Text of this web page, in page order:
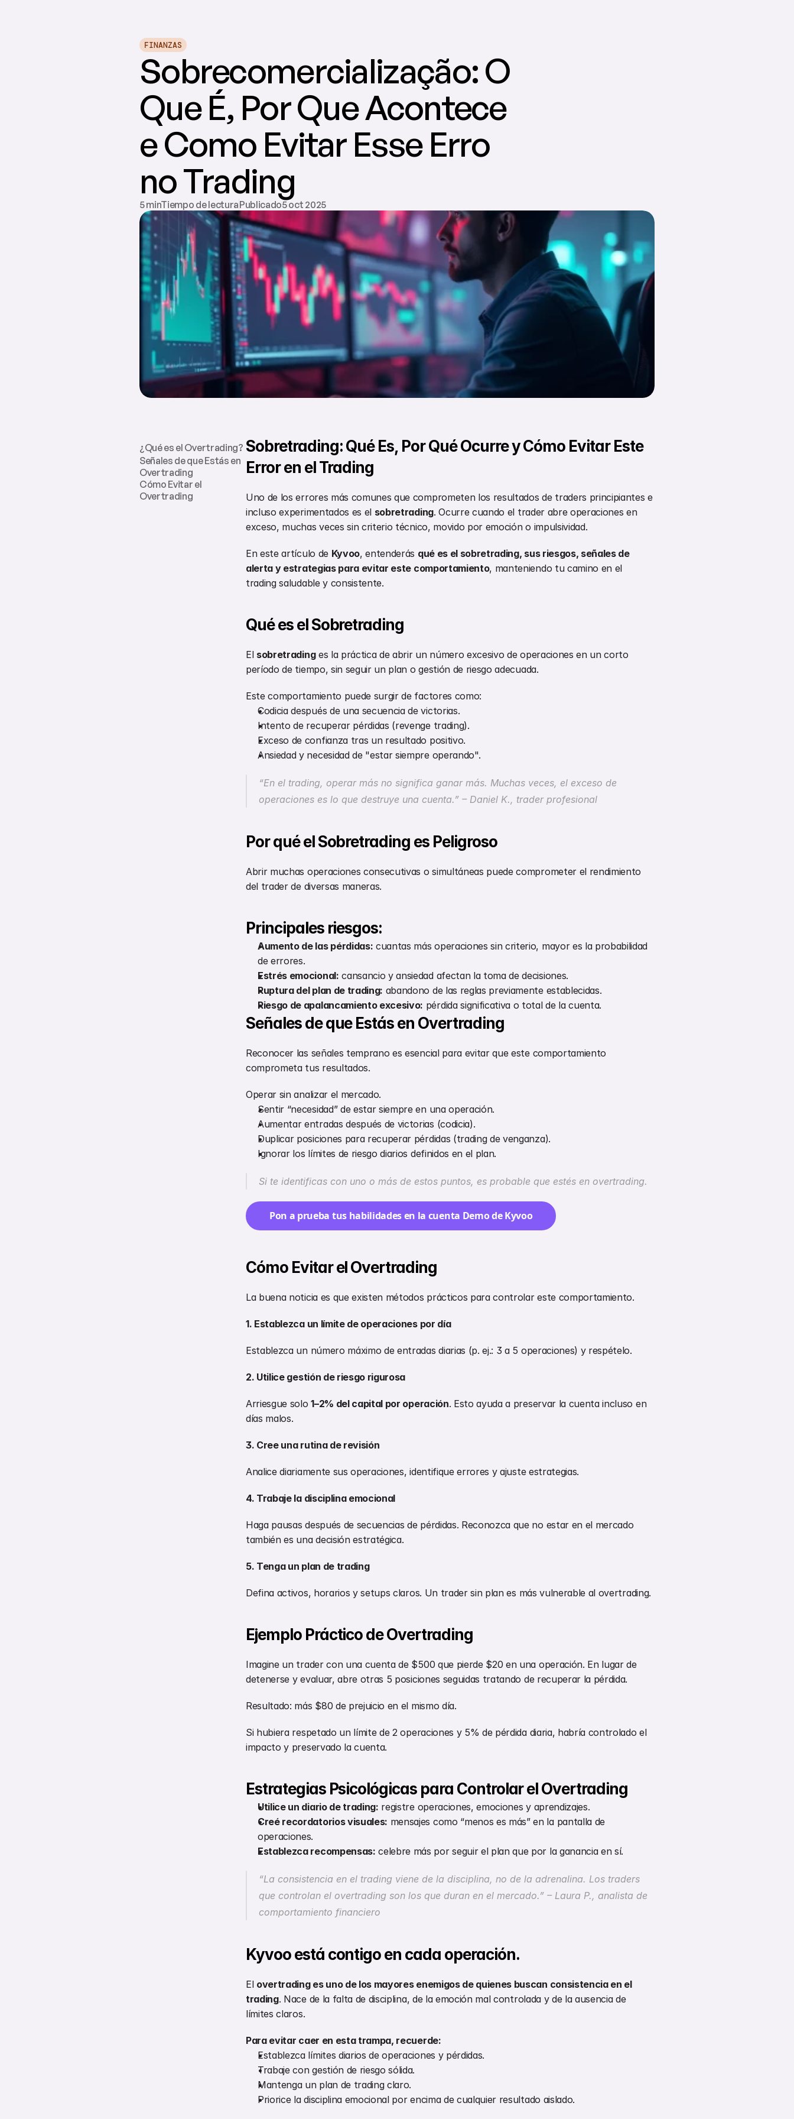
FINANZAS
Sobrecomercialização: O
Que É, Por Que Acontece
e Como Evitar Esse Erro
no Trading
5 minTiempo de lecturaPublicado5 oct 2025
¿Qué es el Overtrading?
Señales de que Estás en
Overtrading
Cómo Evitar el
Overtrading
Sobretrading: Qué Es, Por Qué Ocurre y Cómo Evitar Este
Error en el Trading
Uno de los errores más comunes que comprometen los resultados de traders principiantes e
incluso experimentados es el sobretrading. Ocurre cuando el trader abre operaciones en
exceso, muchas veces sin criterio técnico, movido por emoción o impulsividad.
En este artículo de Kyvoo, entenderás qué es el sobretrading, sus riesgos, señales de
alerta y estrategias para evitar este comportamiento, manteniendo tu camino en el
trading saludable y consistente.
Qué es el Sobretrading
El sobretrading es la práctica de abrir un número excesivo de operaciones en un corto
período de tiempo, sin seguir un plan o gestión de riesgo adecuada.
Este comportamiento puede surgir de factores como:
Codicia después de una secuencia de victorias.
Intento de recuperar pérdidas (revenge trading).
Exceso de confianza tras un resultado positivo.
Ansiedad y necesidad de "estar siempre operando".
“En el trading, operar más no significa ganar más. Muchas veces, el exceso de
operaciones es lo que destruye una cuenta.” – Daniel K., trader profesional
Por qué el Sobretrading es Peligroso
Abrir muchas operaciones consecutivas o simultáneas puede comprometer el rendimiento
del trader de diversas maneras.
Principales riesgos:
Aumento de las pérdidas: cuantas más operaciones sin criterio, mayor es la probabilidad
de errores.
Estrés emocional: cansancio y ansiedad afectan la toma de decisiones.
Ruptura del plan de trading: abandono de las reglas previamente establecidas.
Riesgo de apalancamiento excesivo: pérdida significativa o total de la cuenta.
Señales de que Estás en Overtrading
Reconocer las señales temprano es esencial para evitar que este comportamiento
comprometa tus resultados.
Operar sin analizar el mercado.
Sentir “necesidad” de estar siempre en una operación.
Aumentar entradas después de victorias (codicia).
Duplicar posiciones para recuperar pérdidas (trading de venganza).
Ignorar los límites de riesgo diarios definidos en el plan.
Si te identificas con uno o más de estos puntos, es probable que estés en overtrading.
Pon a prueba tus habilidades en la cuenta Demo de Kyvoo
Cómo Evitar el Overtrading
La buena noticia es que existen métodos prácticos para controlar este comportamiento.
1. Establezca un límite de operaciones por día
Establezca un número máximo de entradas diarias (p. ej.: 3 a 5 operaciones) y respételo.
2. Utilice gestión de riesgo rigurosa
Arriesgue solo 1–2% del capital por operación. Esto ayuda a preservar la cuenta incluso en
días malos.
3. Cree una rutina de revisión
Analice diariamente sus operaciones, identifique errores y ajuste estrategias.
4. Trabaje la disciplina emocional
Haga pausas después de secuencias de pérdidas. Reconozca que no estar en el mercado
también es una decisión estratégica.
5. Tenga un plan de trading
Defina activos, horarios y setups claros. Un trader sin plan es más vulnerable al overtrading.
Ejemplo Práctico de Overtrading
Imagine un trader con una cuenta de $500 que pierde $20 en una operación. En lugar de
detenerse y evaluar, abre otras 5 posiciones seguidas tratando de recuperar la pérdida.
Resultado: más $80 de prejuicio en el mismo día.
Si hubiera respetado un límite de 2 operaciones y 5% de pérdida diaria, habría controlado el
impacto y preservado la cuenta.
Estrategias Psicológicas para Controlar el Overtrading
Utilice un diario de trading: registre operaciones, emociones y aprendizajes.
Creé recordatorios visuales: mensajes como “menos es más” en la pantalla de
operaciones.
Establezca recompensas: celebre más por seguir el plan que por la ganancia en sí.
“La consistencia en el trading viene de la disciplina, no de la adrenalina. Los traders
que controlan el overtrading son los que duran en el mercado.” – Laura P., analista de
comportamiento financiero
Kyvoo está contigo en cada operación.
El overtrading es uno de los mayores enemigos de quienes buscan consistencia en el
trading. Nace de la falta de disciplina, de la emoción mal controlada y de la ausencia de
límites claros.
Para evitar caer en esta trampa, recuerde:
Establezca límites diarios de operaciones y pérdidas.
Trabaje con gestión de riesgo sólida.
Mantenga un plan de trading claro.
Priorice la disciplina emocional por encima de cualquier resultado aislado.